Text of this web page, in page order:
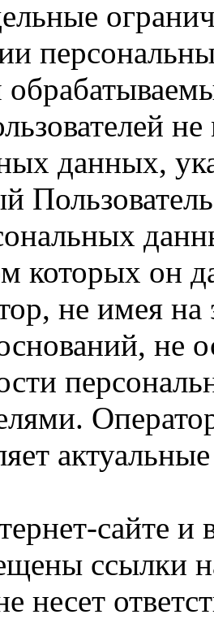
данных,
которых он
не имея
не
сайте
ссылки
несет